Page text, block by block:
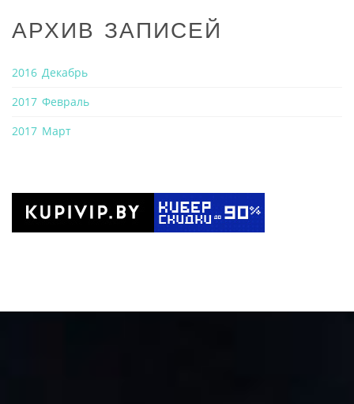
АРХИВ ЗАПИСЕЙ
2016 Декабрь
2017 Февраль
2017 Март